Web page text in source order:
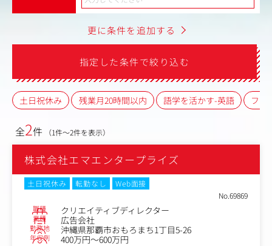
更に条件を追加する
指定した条件で絞り込む
土日祝休み 残業月20時間以内 語学を活かす-英語 フレ
全2件 （1件～2件を表示）
株式会社エマエンタープライズ
土日祝休み 転勤なし
Web面接
No.69869
職種 クリエイティブディレクター
業種 広告会社
勤務地 沖縄県那覇市おもろまち1丁目5-26
年収例
400万円～600万円